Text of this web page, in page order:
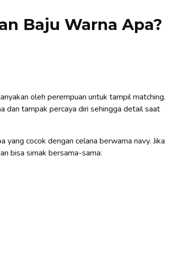
Baju Warna Apa?
oleh perempuan untuk tampil matching.
dan tampak percaya diri sehingga detail saat
yang cocok dengan celana berwarna navy. Jika
bisa simak bersama-sama: